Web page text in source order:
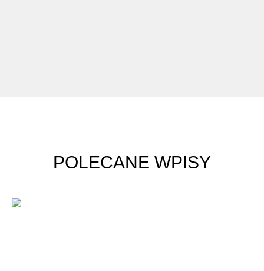
POLECANE WPISY